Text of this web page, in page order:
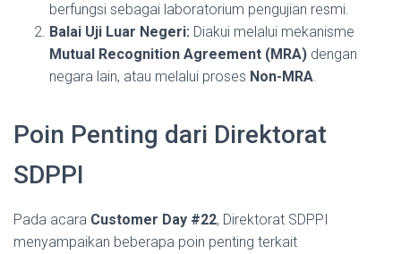
berfungsi sebagai laboratorium pengujian resmi.
Balai Uji Luar Negeri: Diakui melalui mekanisme
Mutual Recognition Agreement (MRA) dengan
negara lain, atau melalui proses Non-MRA.
Poin Penting dari Direktorat
SDPPI
Pada acara Customer Day #22, Direktorat SDPPI
menyampaikan beberapa poin penting terkait